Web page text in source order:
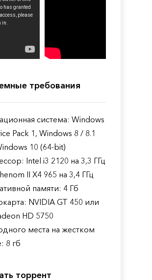
требования
система: Windows
Pack 1, Windows 8 / 8.1
10 (64-bit)
Intel i3 2120 на 3,3 ГГц
II X4 965 на 3,4 ГГц
памяти: 4 Гб
NVIDIA GT 450 или
HD 5750
места на жестком
8 гб
торрент